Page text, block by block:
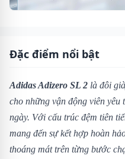
Đặc điểm nổi bật
Adidas Adizero SL 2 là đôi
cho những vận động viên
ngày. Với cấu trúc đệm tiên
mang đến sự kết hợp hoàn
thoáng mát trên từng bước